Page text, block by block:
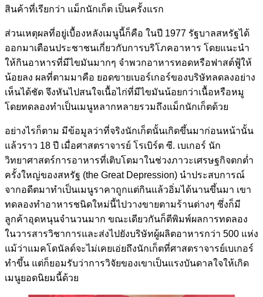
สินค้าที่เรียกว่า แม็กนักเก็ต เป็นครั้งแรก
ส่วนเหตุผลที่อยู่เบื้องหลังเมนูนี้ก็คือ ในปี 1977 รัฐบาลสหรัฐได้
ออกมาเตือนประชาชนเกี่ยวกับการบริโภคอาหาร โดยแนะนำ
ให้กินอาหารที่มีไขมันมากๆ จำพวกอาหารทอดหรือฟาสต์ฟู้ให้
น้อยลง ผลที่ตามมาคือ ยอดขายเบอร์เกอร์ของบริษัทลดลงอย่าง
เห็นได้ชัด จึงหันไปสนใจเนื้อไก่ที่มีไขมันน้อยกว่าเนื้อหรือหมู
โดยทดลองทำเป็นเมนูหลากหลายรวมถึงแม็กนักเก็ตด้วย
อย่างไรก็ตาม มีข้อมูลว่าที่จริงนักเก็ตนั้นเกิดขึ้นมาก่อนหน้านั้น
แล้วราว 18 ปี เมื่อศาสตราจารย์ โรเบิร์ต ซี. เบเกอร์ นัก
วิทยาศาสตร์การอาหารที่เติบโตมาในช่วงภาวะเศรษฐกิจตกต่ำ
ครั้งใหญ่ของสหรัฐ (the Great Depression) นำประสบการณ์
จากอดีตมาทำเป็นเมนูราคาถูกแต่กินแล้วอิ่มได้นานขึ้นมา เขา
ทดลองทำอาหารชนิดใหม่นี้ไปวางขายตามร้านต่างๆ ซึ่งก็มี
ลูกค้าอุดหนุนจำนวนมาก ขณะเดียวกันก็ตีพิมพ์ผลการทดลอง
ในวารสารวิชาการและส่งไปยังบริษัทผู้ผลิตอาหารกว่า 500 แห่ง
แม้ว่าแมคโดนัลด์จะไม่เคยเอ่ยถึงนักเก็ตที่ศาสตราจารย์เบเกอร์
ทำขึ้น แต่ก็ยอมรับว่าการวิจัยของเขาเป็นแรงบันดาลใจให้เกิด
เมนูยอดนิยมนี้ด้วย